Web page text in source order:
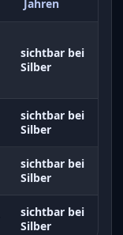
Jahren
sichtbar bei
Silber
sichtbar bei
Silber
sichtbar bei
Silber
sichtbar bei
Silber